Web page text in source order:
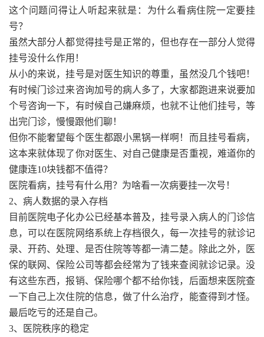
这个问题问得让人听起来就是：为什么看病住院一定要挂
号？
虽然大部分人都觉得挂号是正常的，但也存在一部分人觉得
挂号没什么作用！
从小的来说，挂号是对医生知识的尊重，虽然没几个钱吧！
有时候门诊过来咨询加号的病人多了，大家都跑进来说要加
个号咨询一下，有时候自己嫌麻烦，也就不让他们挂号，等
出完门诊，慢慢跟他们聊！
但你不能奢望每个医生都跟小黑锅一样啊！而且挂号看病，
这本来就体现了你对医生、对自己健康是否重视，难道你的
健康连10块钱都不值得？
医院看病，挂号有什么用？为啥看一次病要挂一次号！
2、病人数据的录入存档
目前医院电子化办公已经基本普及，挂号录入病人的门诊信
息，可以在医院网络系统上存档很久，每一次挂号的就诊记
录、开药、处理、是否住院等等都一清二楚。除此之外，医
保的联网、保险公司等都会经常为了钱来查阅就诊记录。没
有这些东西，报销、保险哪个都不给你钱，后面想来医院查
一下自己上次住院的信息，做了什么治疗，能查得到才怪。
最后吃亏的还是自己。
3、医院秩序的稳定